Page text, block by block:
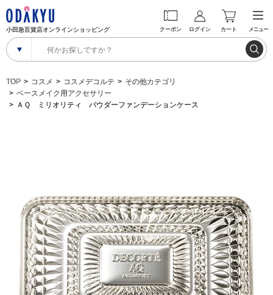
小田急百貨店オンラインショッピング クーポン ログイン カート メニュー
TOP コスメ コスメデコルテ
その他カテゴリ
ベースメイク用アクセサリー
ＡＱ ミリオリティ パウダーファンデーションケース